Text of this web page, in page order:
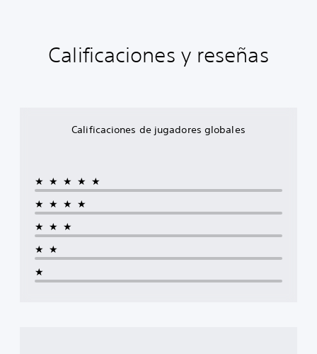
Calificaciones y reseñas
Calificaciones de jugadores globales
★★★★★
★★★★
★★★
★★
★